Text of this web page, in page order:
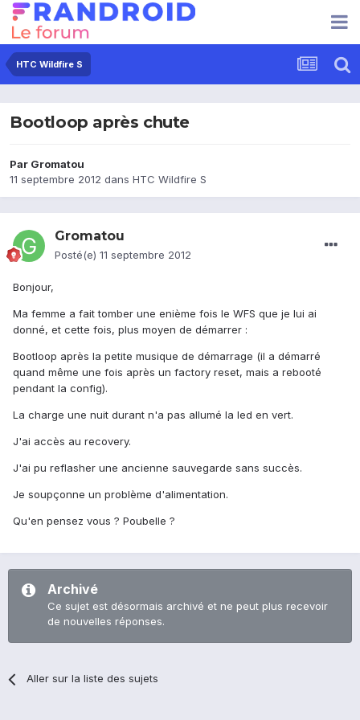
HTC Wildfire S
Bootloop après chute
Par Gromatou
11 septembre 2012 dans HTC Wildfire S
Gromatou
Posté(e) 11 septembre 2012
Bonjour,
Ma femme a fait tomber une enième fois le WFS que je lui ai
donné, et cette fois, plus moyen de démarrer :
Bootloop après la petite musique de démarrage (il a démarré
quand même une fois après un factory reset, mais a rebooté
pendant la config).
La charge une nuit durant n'a pas allumé la led en vert.
J'ai accès au recovery.
J'ai pu reflasher une ancienne sauvegarde sans succès.
Je soupçonne un problème d'alimentation.
Qu'en pensez vous ? Poubelle ?
Archivé
Ce sujet est désormais archivé et ne peut plus recevoir
de nouvelles réponses.
Aller sur la liste des sujets